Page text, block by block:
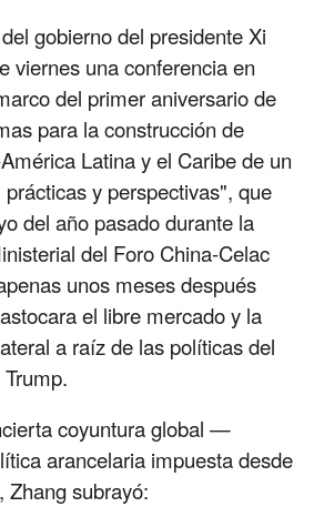
gobierno del presidente Xi
viernes una conferencia en
del primer aniversario de
para la construcción de
Latina y el Caribe de un
y perspectivas", que
del año pasado durante la
del Foro China-Celac
unos meses después
el libre mercado y la
a raíz de las políticas del
coyuntura global —
arancelaria impuesta desde
subrayó: